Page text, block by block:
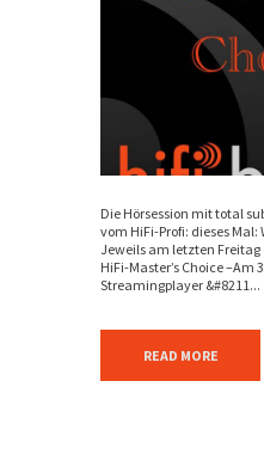
Die Hörsession mit total
vom HiFi-Profi: dieses
Jeweils am letzten Freitag
HiFi-Master’s Choice –Am
Streamingplayer &#8211...
READ MORE